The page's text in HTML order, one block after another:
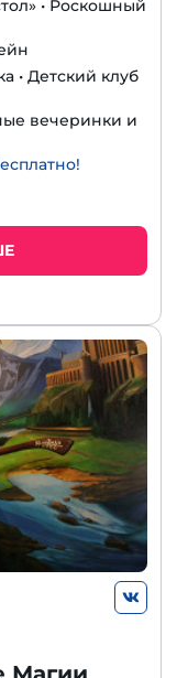
• Роскошный
• Детский клуб
вечеринки и